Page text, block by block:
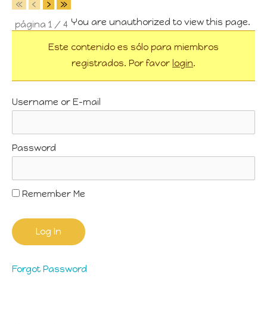
« ‹ ›
»
página 1 / 4 You are unauthorized to view this page.
Este contenido es sólo para miembros
registrados. Por favor login.
Username or E-mail
Password
Remember Me
Forgot Password